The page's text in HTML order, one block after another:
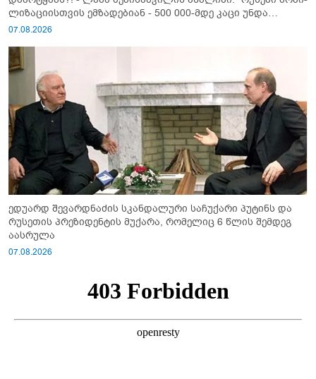
ლიზაციისთვის ემზადებიან - 500 000-მდე კაცი უნდა
გაიწვიონ ომში"
07.08.2026
ედუარდ შევარდნაძის სკანდალური საჩუქარი პუტინს და
რუსეთის პრეზიდენტის მუქარა, რომელიც 6 წლის შემდეგ
აასრულა
07.08.2026